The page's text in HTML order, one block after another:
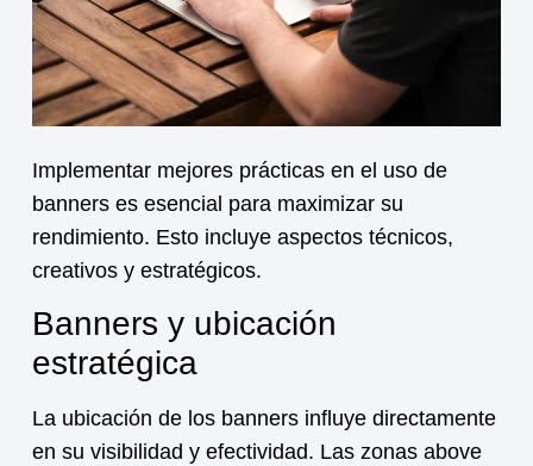
Implementar mejores prácticas en el uso de
banners es esencial para maximizar su
rendimiento. Esto incluye aspectos técnicos,
creativos y estratégicos.
Banners y ubicación
estratégica
La ubicación de los banners influye directamente
en su visibilidad y efectividad. Las zonas above